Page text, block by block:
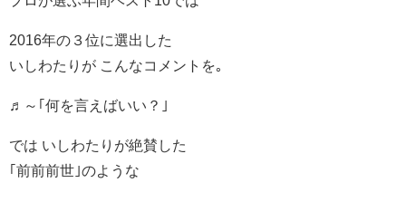
2016年の３位に選出した
いしわたりが こんなコメントを｡
♬～｢何を言えばいい？｣
では いしわたりが絶賛した
｢前前前世｣のような